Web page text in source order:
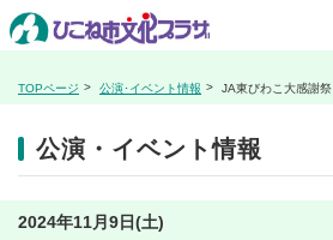
TOPページ 公演･イベント情報 JA東びわこ大感謝祭
公演・イベント情報
2024年11月9日(土)